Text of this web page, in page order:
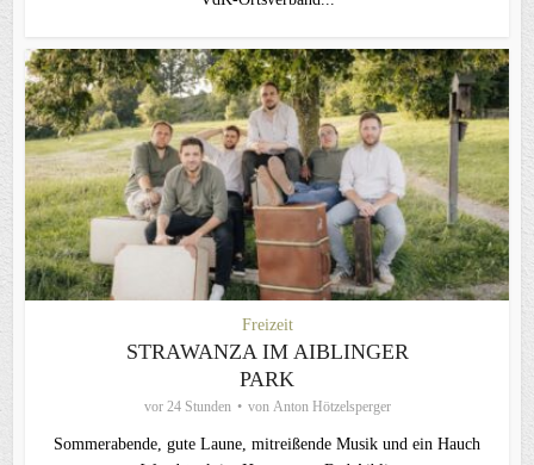
Freizeit
STRAWANZA IM AIBLINGER
PARK
vor 24 Stunden von Anton Hötzelsperger
Sommerabende, gute Laune, mitreißende Musik und ein Hauch